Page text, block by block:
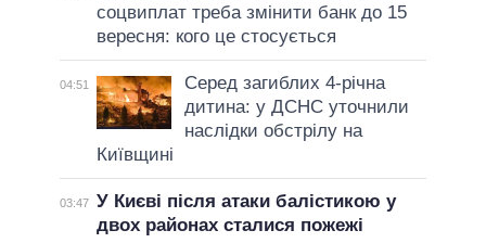
соцвиплат треба змінити банк до 15
вересня: кого це стосується
04:51
Серед загиблих 4-річна
дитина: у ДСНС уточнили
наслідки обстрілу на
Київщині
03:47 У Києві після атаки балістикою у
двох районах сталися пожежі